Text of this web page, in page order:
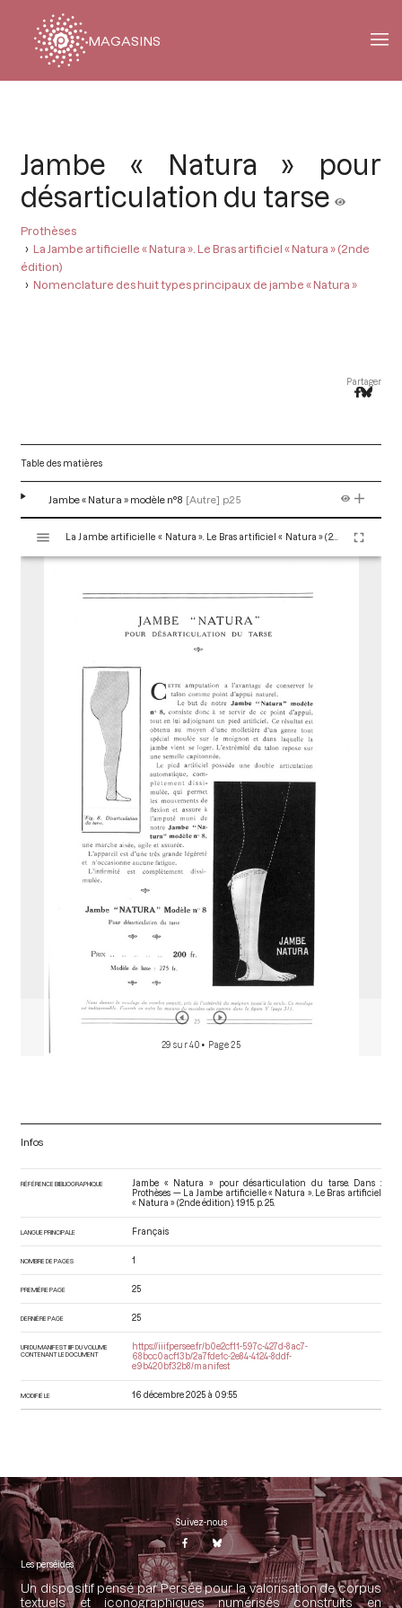
MAGASINS
Jambe « Natura » pour
désarticulation du tarse
Prothèses
La Jambe artificielle « Natura ». Le Bras artificiel « Natura » (2nde
édition)
Nomenclature des huit types principaux de jambe « Natura »
Partager
Table des matières
Jambe « Natura » modèle n°8 [Autre] p.25
s
La Jambe artificielle « Natura ». Le Bras artificiel « Natura » (2nde édition) Paris : Maison Claverie, 1915. 36 p. (Prothèses, 16)
29 sur 40• Page 25
Infos
RÉFÉRENCE BIBLIOGRAPHIQUE
Jambe « Natura » pour désarticulation du tarse. Dans :
Prothèses — La Jambe artificielle « Natura ». Le Bras artificiel
« Natura » (2nde édition) . 1915. p. 25.
LANGUE PRINCIPALE Français
NOMBRE DE PAGES 1
PREMIÈRE PAGE 25
DERNIÈRE PAGE 25
URI DU MANIFEST IIIF DU VOLUME
CONTENANT LE DOCUMENT
https://iiif.persee.fr/b0e2cf11-597c-427d-8ac7-
68bcc0acf13b/2a7fde1c-2e84-4124-8ddf-
e9b420bf32b8/manifest
MODIFIÉ LE 16 décembre 2025 à 09:55
Suivez-nous
Les perséides
Un dispositif pensé par Persée pour la valorisation de corpus
textuels et iconographiques numérisés construits en